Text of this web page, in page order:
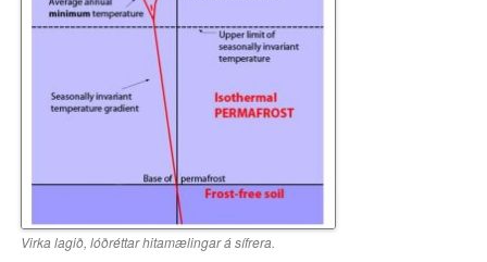
Virka lagið, lóðréttar hitamælingar á sífrera.